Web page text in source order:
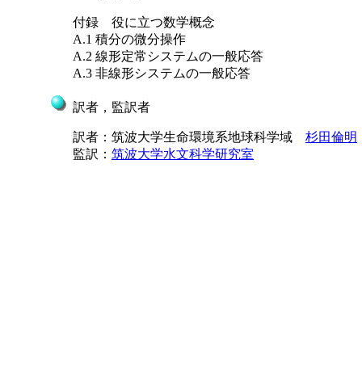
付録 役に立つ数学概念
A.1 積分の微分操作
A.2 線形定常システムの一般応答
A.3 非線形システムの一般応答
訳者，監訳者
訳者：筑波大学生命環境系地球科学域 杉田倫明
監訳： 筑波大学水文科学研究室